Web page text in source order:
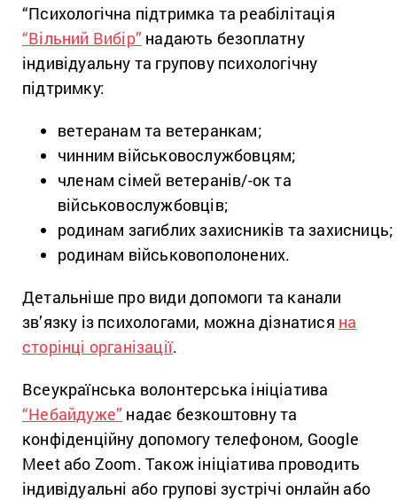
“Психологічна підтримка та реабілітація
“Вільний Вибір” надають безоплатну
індивідуальну та групову психологічну
підтримку:
ветеранам та ветеранкам;
чинним військовослужбовцям;
членам сімей ветеранів/-ок та
військовослужбовців;
родинам загиблих захисників та захисниць;
родинам військовополонених.
Детальніше про види допомоги та канали
зв’язку із психологами, можна дізнатися на
сторінці організації.
Всеукраїнська волонтерська ініціатива
“Небайдуже” надає безкоштовну та
конфіденційну допомогу телефоном, Google
Meet або Zoom. Також ініціатива проводить
індивідуальні або групові зустрічі онлайн або